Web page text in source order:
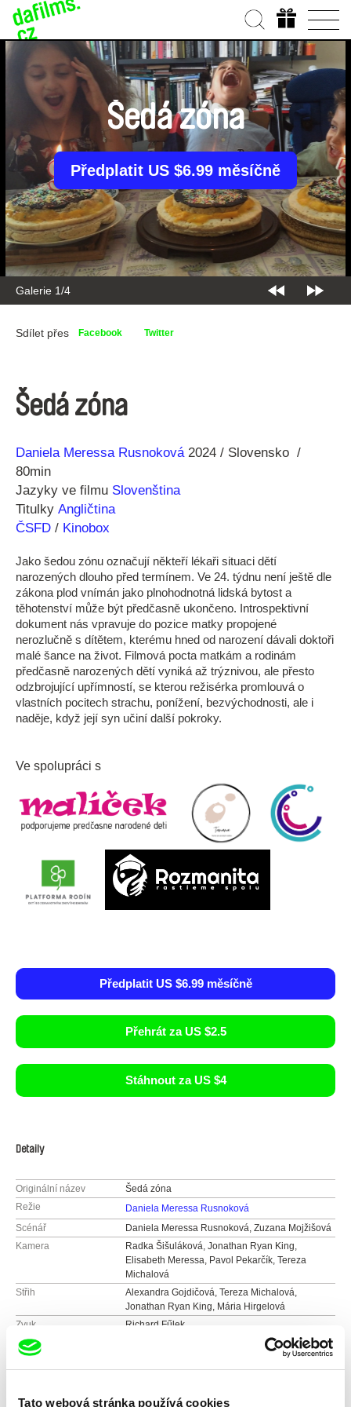
Tato webová stránka používá cookies
Galerie 2/4
Šedá zóna
Předplatit US $6.99 měsíčně
Sdílet přes Facebook Twitter
Šedá zóna
Režie
Daniela Meressa Rusnoková
Rok 2024
Slovensko
80min
Jazyky ve filmu Slovenština
Titulky Angličtina
ČSFD / Kinobox
Jako šedou zónu označují někteří lékaři situaci dětí
narozených dlouho před termínem. Ve 24. týdnu není ještě dle
zákona plod vnímán jako plnohodnotná lidská bytost a
těhotenství může být předčasně ukončeno. Introspektivní
dokument nás vpravuje do pozice matky propojené
nerozlučně s dítětem, kterému hned od narození dávali doktoři
malé šance na život. Filmová pocta matkám a rodinám
předčasně narozených dětí vyniká až trýznivou, ale přesto
odzbrojující upřímností, se kterou režisérka promlouvá o
vlastních pocitech strachu, ponížení, bezvýchodnosti, ale i
naděje, když její syn učiní další pokroky.
Ve spolupráci s
Předplatit US $6.99 měsíčně
Přehrát za US $2.5
Stáhnout za US $4
Detaily
Originální název
Šedá zóna
Režie
Daniela Meressa Rusnoková
Scénář
Daniela Meressa Rusnoková, Zuzana Mojžišová
Kamera
Radka Šišuláková, Jonathan Ryan King,
Elisabeth Meressa, Pavol Pekarčík, Tereza
Michalová
Střih
Alexandra Gojdičová, Tereza Michalová,
Jonathan Ryan King, Mária Hirgelová
Zvuk
Richard Fűlek
Délka
Barva
Barevný